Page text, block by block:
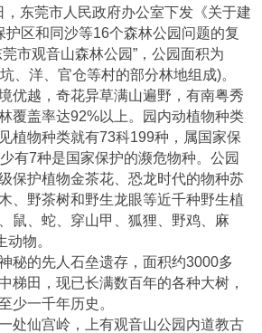
东莞市人民政府办公室下发《关于建
护区和同沙等16个森林公园问题的复
市观音山森林公园”，公园面积为
、洋、官仓等村的部分林地组成)。
优越，奇花异草满山遍野，有南粤秀
覆盖率达92%以上。园内动植物种类
植物种类就有73科199种，属国家保
有7种是国家保护的濒危物种。公园
保护植物金茶花、恐龙时代的物种苏
、野茶树和野生龙眼等近千种野生植
鼠、蛇、穿山甲、狐狸、野鸡、麻
物。
秘的先人石垒遗存，面积约3000多
梯田，现已长满数百年的各种大树，
少一千年历史。
处仙宫岭，上有观音山公园内道教古